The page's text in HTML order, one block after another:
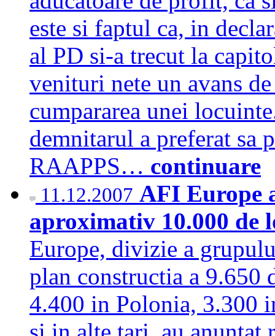
este si faptul ca, in
al PD si-a trecut la
venituri nete un avans
cumpararea unei
demnitarul a preferat sa
RAAPPS… continuare
11.12.2007 AFI Europe
aproximativ 10.000 de
Europe, divizie a
plan constructia a 9.650
4.400 in Polonia, 3.300